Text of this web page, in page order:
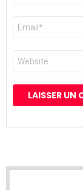
E-
mail
*
Site
web